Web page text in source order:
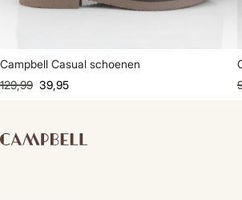
Campbell Casual schoenen
129,99 39,95